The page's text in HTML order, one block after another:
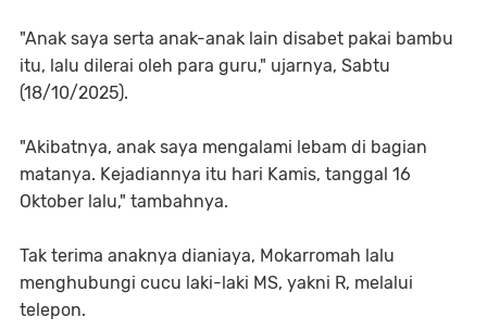
"Anak saya serta anak-anak lain disabet pakai bambu
itu, lalu dilerai oleh para guru," ujarnya, Sabtu
(18/10/2025).
"Akibatnya, anak saya mengalami lebam di bagian
matanya. Kejadiannya itu hari Kamis, tanggal 16
Oktober lalu," tambahnya.
Tak terima anaknya dianiaya, Mokarromah lalu
menghubungi cucu laki-laki MS, yakni R, melalui
telepon.